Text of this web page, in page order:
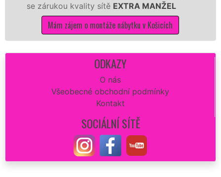
kvality sítěEXTRA MANŽEL
Mám zájem o montáže nábytku v Košicích
ODKAZY
O nás
Všeobecné obchodní podmínky
Kontakt
SOCIÁLNÍ SÍTĚ